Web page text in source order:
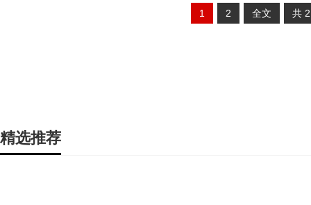
1 2 全文 共
精选推荐